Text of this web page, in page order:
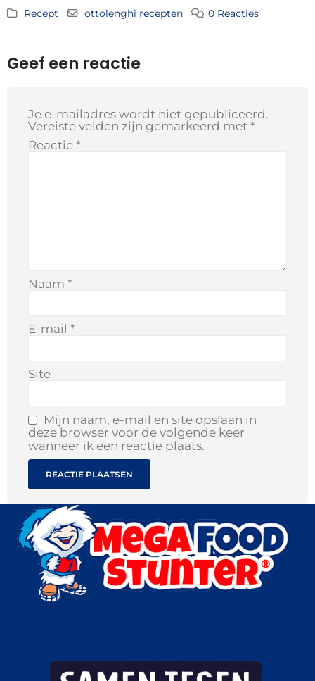
Recept ottolenghi recepten 0 Reacties
Geef een reactie
Je e-mailadres wordt niet gepubliceerd.
Vereiste velden zijn gemarkeerd met *
Reactie *
Naam *
E-mail *
Site
Mijn naam, e-mail en site opslaan in
deze browser voor de volgende keer
wanneer ik een reactie plaats.